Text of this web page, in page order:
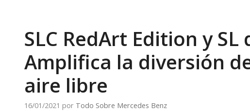
SLC RedArt Edition y
Amplifica la diversión
aire libre
16/01/2021 por Todo Sobre Mercedes Benz